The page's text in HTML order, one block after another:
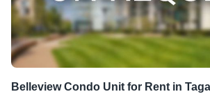
Belleview Condo Unit for Rent in